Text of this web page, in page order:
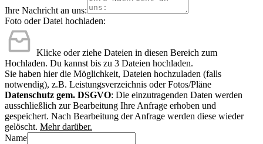
Ihre Nachricht an uns:
Foto oder Datei hochladen:
Klicke oder ziehe Dateien in diesen Bereich zum
Hochladen. Du kannst bis zu 3 Dateien hochladen.
Sie haben hier die Möglichkeit, Dateien hochzuladen (falls
notwendig), z.B. Leistungsverzeichnis oder Fotos/Pläne
Datenschutz gem. DSGVO: Die einzutragenden Daten werden
ausschließlich zur Bearbeitung Ihre Anfrage erhoben und
gespeichert. Nach Bearbeitung der Anfrage werden diese wieder
gelöscht. Mehr darüber.
Name